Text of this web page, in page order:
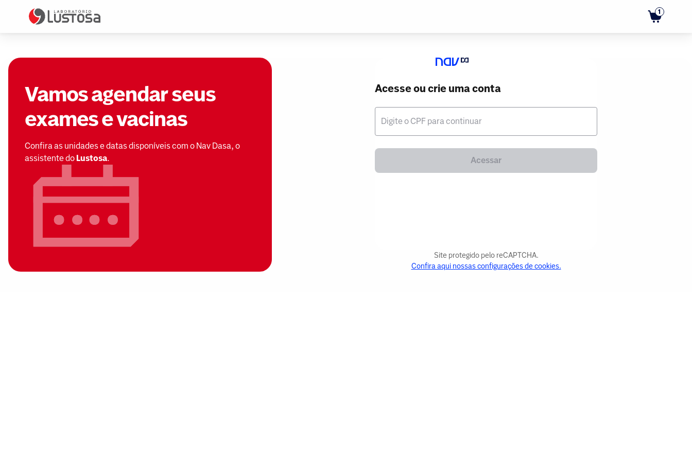
1
Vamos agendar seus
exames e vacinas
Confira as unidades e datas disponíveis com o Nav Dasa, o
assistente do Lustosa.
Acesse ou crie uma conta
Digite o CPF para continuar
Acessar
Site protegido pelo reCAPTCHA.
Confira aqui nossas configurações de cookies.